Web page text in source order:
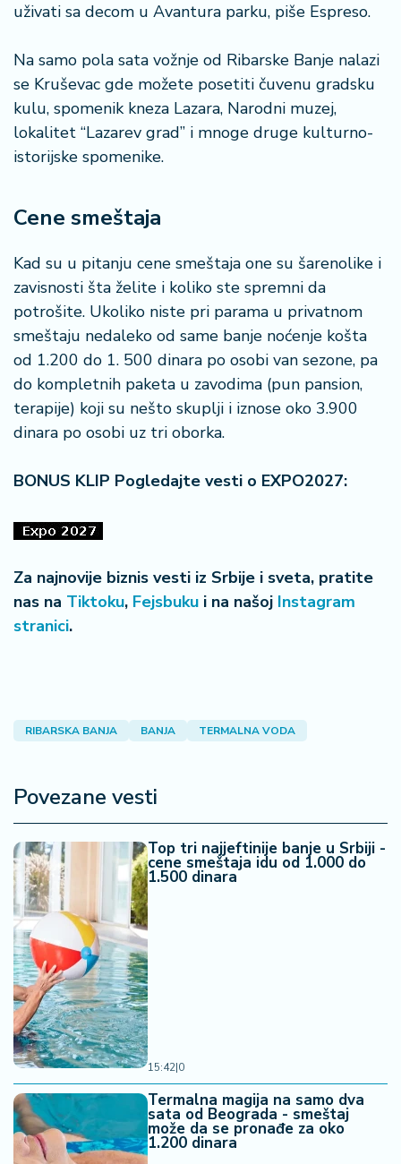
uživati sa decom u Avantura parku, piše Espreso.
Na samo pola sata vožnje od Ribarske Banje nalazi
se Kruševac gde možete posetiti čuvenu gradsku
kulu, spomenik kneza Lazara, Narodni muzej,
lokalitet “Lazarev grad” i mnoge druge kulturno-
istorijske spomenike.
Cene smeštaja
Kad su u pitanju cene smeštaja one su šarenolike i
zavisnosti šta želite i koliko ste spremni da
potrošite. Ukoliko niste pri parama u privatnom
smeštaju nedaleko od same banje noćenje košta
od 1.200 do 1. 500 dinara po osobi van sezone, pa
do kompletnih paketa u zavodima (pun pansion,
terapije) koji su nešto skuplji i iznose oko 3.900
dinara po osobi uz tri oborka.
BONUS KLIP Pogledajte vesti o EXPO2027:
Za najnovije biznis vesti iz Srbije i sveta, pratite
nas na Tiktoku, Fejsbuku i na našoj Instagram
stranici.
RIBARSKA BANJA BANJA TERMALNA VODA
Povezane vesti
Top tri najjeftinije banje u Srbiji -
cene smeštaja idu od 1.000 do
1.500 dinara
15:42|0
Termalna magija na samo dva
sata od Beograda - smeštaj
može da se pronađe za oko
1.200 dinara